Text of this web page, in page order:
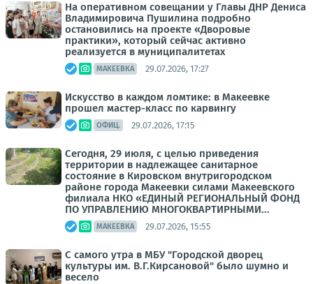
На оперативном совещании у Главы ДНР Дениса
Владимировича Пушилина подробно
остановились на проекте «Дворовые
практики», который сейчас активно
реализуется в муниципалитетах
МАКЕЕВКА 29.07.2026, 17:27
Искусство в каждом ломтике: в Макеевке
прошел мастер-класс по карвингу
ОФИЦ. 29.07.2026, 17:15
Сегодня, 29 июля, с целью приведения
территории в надлежащее санитарное
состояние в Кировском внутригородском
районе города Макеевки силами Макеевского
филиала НКО «ЕДИНЫЙ РЕГИОНАЛЬНЫЙ ФОНД
ПО УПРАВЛЕНИЮ МНОГОКВАРТИРНЫМИ...
МАКЕЕВКА 29.07.2026, 15:55
С самого утра в МБУ "Городской дворец
культуры им. В.Г.Кирсановой" было шумно и
весело